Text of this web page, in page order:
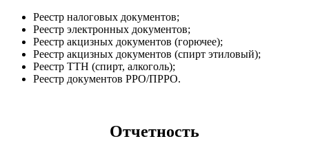
Реестр налоговых документов;
Реестр электронных документов;
Реестр акцизных документов (горючее);
Реестр акцизных документов (спирт этиловый);
Реестр ТТН (спирт, алкоголь);
Реестр документов РРО/ПРРО.
Отчетность